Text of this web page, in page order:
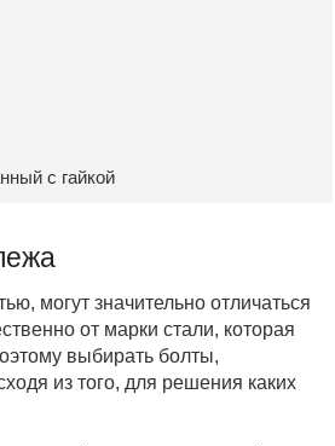
с гайкой
могут значительно отличаться
от марки стали, которая
выбирать болты,
из того, для решения каких